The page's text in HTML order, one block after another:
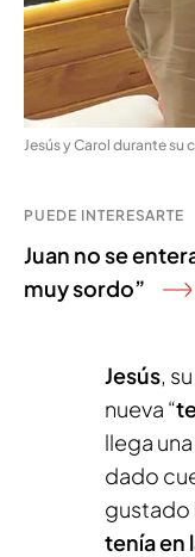
Jesús y Carol durante su
PUEDE INTERESARTE
Juan no se
muy sordo”
Jesús ,
nueva “
llega
dado
gustado
tenía en